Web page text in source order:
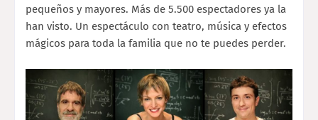
pequeños y mayores. Más de 5.500 espectadores ya la
han visto. Un espectáculo con teatro, música y efectos
mágicos para toda la familia que no te puedes perder.